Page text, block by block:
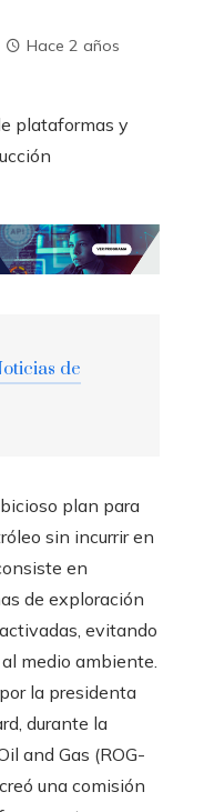
Hace 2 años
de
plan para
sin incurrir en
en
de exploración
evitando
medio ambiente.
la presidenta
durante la
and Gas (ROG-
una comisión